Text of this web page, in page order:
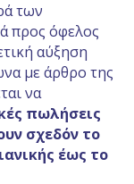
των
προς όφελος
αύξηση
με άρθρο της
να
πωλήσεις
σχεδόν το
έως το